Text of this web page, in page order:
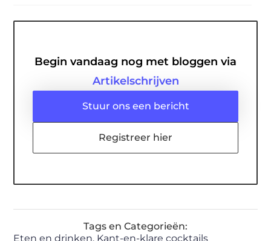
Begin vandaag nog met bloggen via
Artikelschrijven
Stuur ons een bericht
Registreer hier
Tags en Categorieën:
Eten en drinken, Kant-en-klare cocktails